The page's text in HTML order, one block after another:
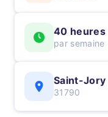
40 heures
par semaine
Saint-Jory
31790